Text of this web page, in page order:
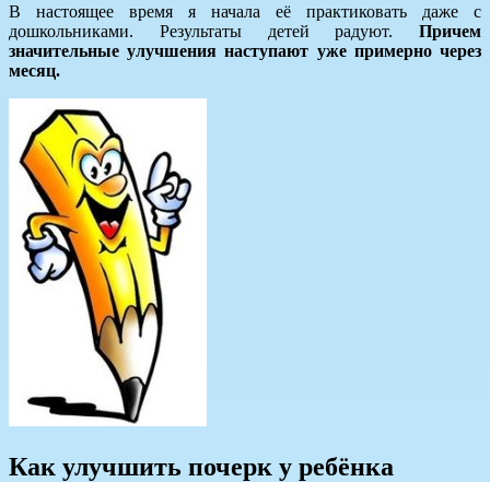
В настоящее время я начала её практиковать даже с
дошкольниками. Результаты детей радуют. Причем
значительные улучшения наступают уже примерно через
месяц.
Как улучшить почерк у ребёнка